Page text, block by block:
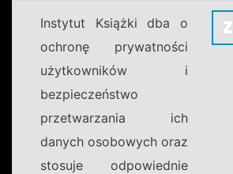
Instytut Książki dba o
ochronę prywatności
użytkowników i
bezpieczeństwo
przetwarzania ich
danych osobowych oraz
stosuje odpowiednie